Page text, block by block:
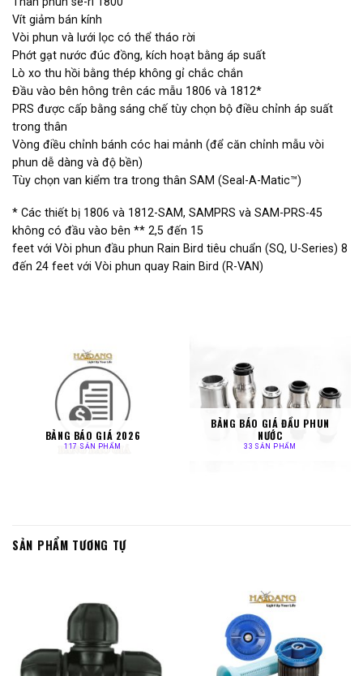
Vít giảm bán kính
Vòi phun và lưới lọc có thể tháo rời
Phớt gạt nước đúc đồng, kích hoạt bằng áp suất
Lò xo thu hồi bằng thép không gỉ chắc chắn
Đầu vào bên hông trên các mẫu 1806 và 1812*
PRS được cấp bằng sáng chế tùy chọn bộ điều chỉnh áp suất
trong thân
Vòng điều chỉnh bánh cóc hai mảnh (để căn chỉnh mẫu vòi
phun dễ dàng và độ bền)
Tùy chọn van kiểm tra trong thân SAM (Seal-A-Matic™)
* Các thiết bị 1806 và 1812-SAM, SAMPRS và SAM-PRS-45
không có đầu vào bên ** 2,5 đến 15
feet với Vòi phun đầu phun Rain Bird tiêu chuẩn (SQ, U-Series) 8
đến 24 feet với Vòi phun quay Rain Bird (R-VAN)
BẢNG BÁO GIÁ 2026
117 SẢN PHẨM
BẢNG BÁO GIÁ ĐẦU PHUN
NƯỚC
33 SẢN PHẨM
SẢN PHẨM TƯƠNG TỰ